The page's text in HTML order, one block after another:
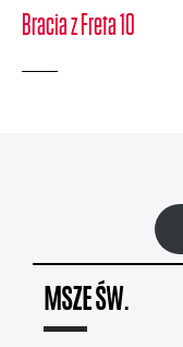
Bracia z Freta 10
MSZE ŚW.